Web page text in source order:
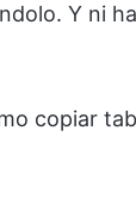
Y ni
copiar